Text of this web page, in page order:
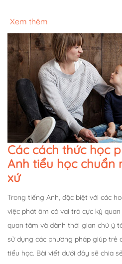
Xem thêm
Các cách thức học
Anh tiểu học chuẩn
xứ
Trong tiếng Anh, đặc biệt với các
việc phát âm có vai trò cực kỳ
quan tâm và dành thời gian chú ý
sử dụng các phương pháp giúp trẻ
tiểu học. Bài viết dưới đây sẽ chia